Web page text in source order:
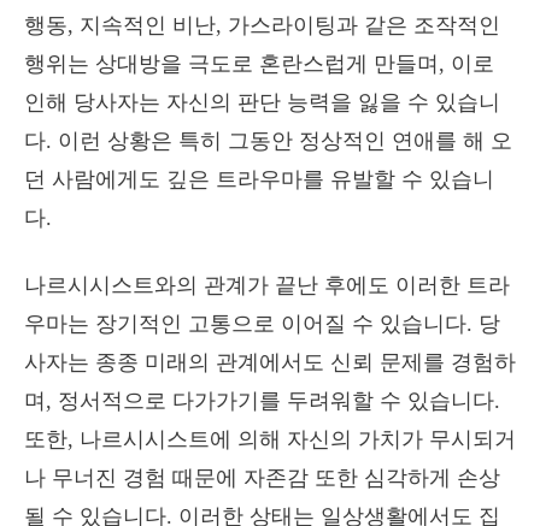
행동, 지속적인 비난, 가스라이팅과 같은 조작적인
행위는 상대방을 극도로 혼란스럽게 만들며, 이로
인해 당사자는 자신의 판단 능력을 잃을 수 있습니
다. 이런 상황은 특히 그동안 정상적인 연애를 해 오
던 사람에게도 깊은 트라우마를 유발할 수 있습니
다.
나르시시스트와의 관계가 끝난 후에도 이러한 트라
우마는 장기적인 고통으로 이어질 수 있습니다. 당
사자는 종종 미래의 관계에서도 신뢰 문제를 경험하
며, 정서적으로 다가가기를 두려워할 수 있습니다.
또한, 나르시시스트에 의해 자신의 가치가 무시되거
나 무너진 경험 때문에 자존감 또한 심각하게 손상
될 수 있습니다. 이러한 상태는 일상생활에서도 집